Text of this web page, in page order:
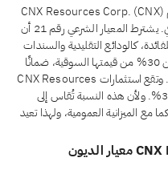
نعم، اعتبارًا من أغسطس 2026، يجتاز سهم CNX Resources Corp. (CNX)
معيار الاستثمارات المرتبطة بالفائدة وفق أيوفي. يشترط المعيار الشرعي رقم 21 أن
كالودائع التقليدية والسندات
وأذون الخزانة وصناديق أسواق النقد، أقل من 30% من قيمتها السوقية، ضمانًا
لألا يتحقق للمساهمين ربح جوهري من الربا. وتقع استثمارات CNX Resources
Corp. المرتبطة بالفائدة حاليًا ضمن حد الـ30%. ولأن هذه النسبة تُقاس إلى
الميزانية العمومية، ولهذا تعيد
هل يجتاز CNX Resources Corp. CNX معيار الديون